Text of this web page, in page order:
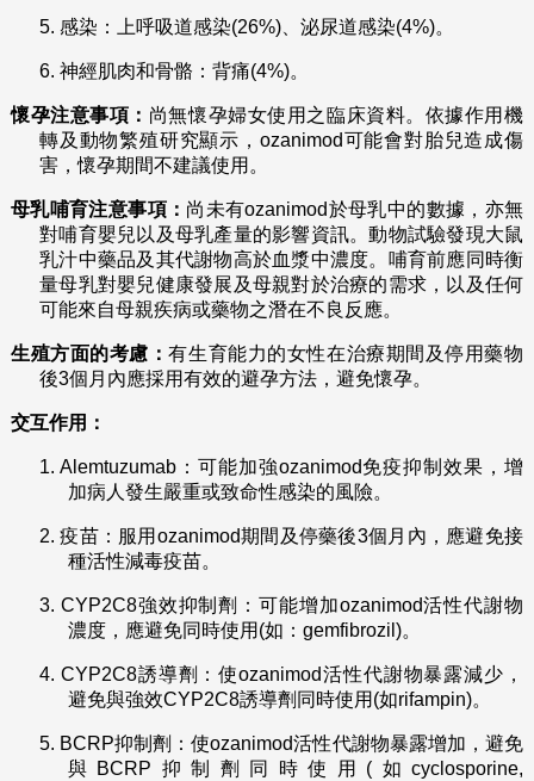
5. 感染：上呼吸道感染(26%)、泌尿道感染(4%)。
6. 神經肌肉和骨骼：背痛(4%)。
懷孕注意事項： 尚無懷孕婦女使用之臨床資料。依據作用機
轉及動物繁殖研究顯示，ozanimod可能會對胎兒造成傷
害，懷孕期間不建議使用。
母乳哺育注意事項： 尚未有ozanimod於母乳中的數據，亦無
對哺育嬰兒以及母乳產量的影響資訊。動物試驗發現大鼠
乳汁中藥品及其代謝物高於血漿中濃度。哺育前應同時衡
量母乳對嬰兒健康發展及母親對於治療的需求，以及任何
可能來自母親疾病或藥物之潛在不良反應。
生殖方面的考慮：有生育能力的女性在治療期間及停用藥物
後3個月內應採用有效的避孕方法，避免懷孕。
交互作用：
1. Alemtuzumab：可能加強ozanimod免疫抑制效果，增
加病人發生嚴重或致命性感染的風險。
2.疫苗：服用ozanimod期間及停藥後3個月內，應避免接
種活性減毒疫苗。
3. CYP2C8強效抑制劑：可能增加ozanimod活性代謝物
濃度，應避免同時使用(如：gemfibrozil)。
4. CYP2C8誘導劑：使ozanimod活性代謝物暴露減少，
避免與強效CYP2C8誘導劑同時使用(如rifampin)。
5. BCRP抑制劑：使ozanimod活性代謝物暴露增加，避免
與BCRP抑制劑同時使用(如cyclosporine,